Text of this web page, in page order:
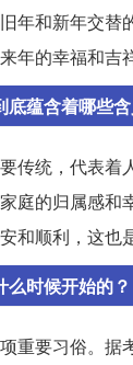
年和新年交
年的幸福和吉祥
蕴含着哪些含
传统，代表着
庭的归属感
和顺利，这也
时候开始的？
重要习俗。